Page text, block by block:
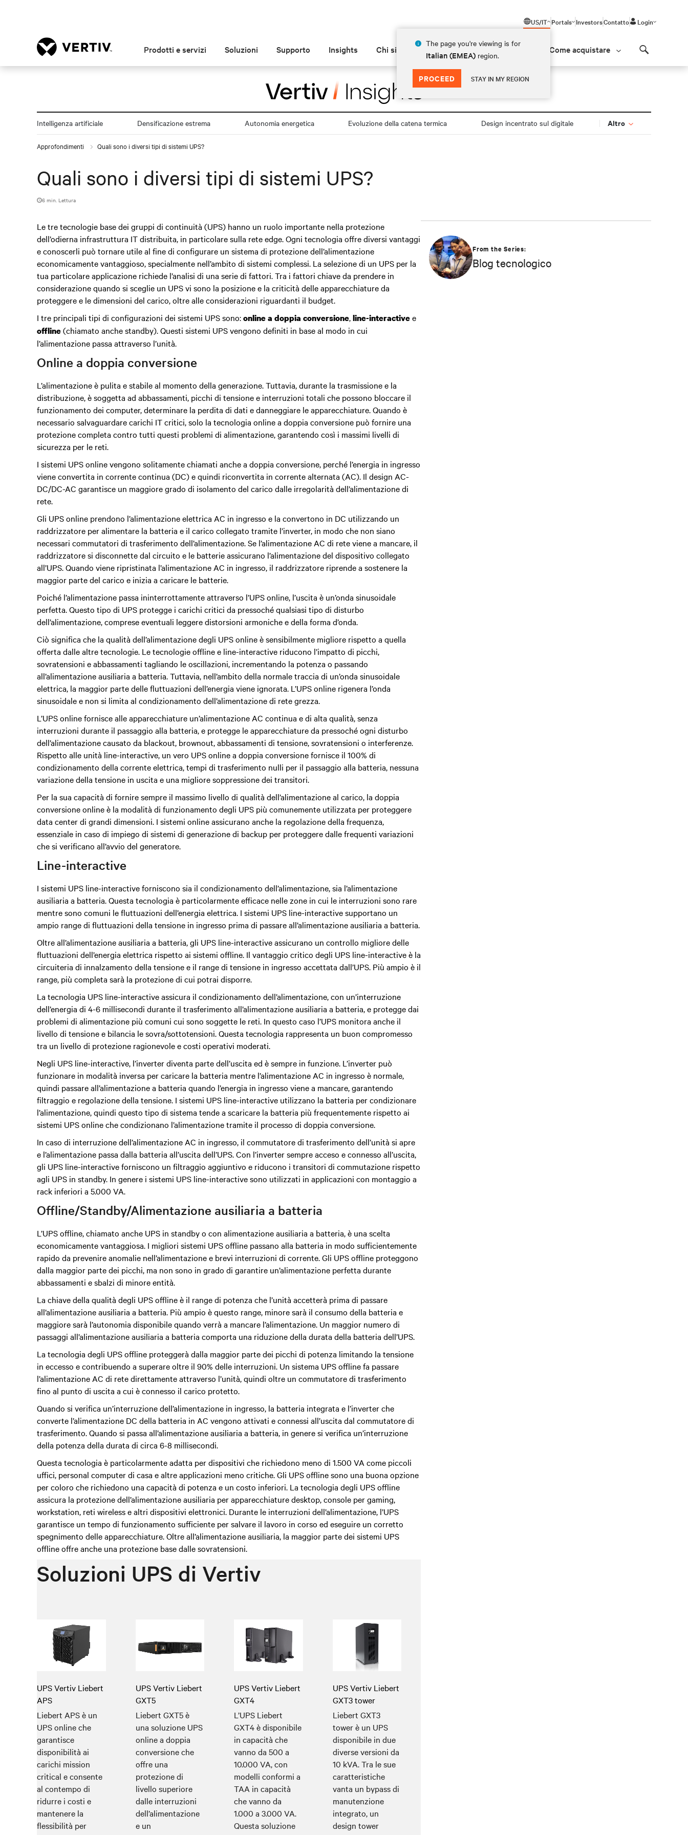
US/IT
The page you're viewing is for
Italian (EMEA) region.
PROCEED STAY IN MY REGION
Portals InvestorsContatto Login
Prodotti e servizi Soluzioni Supporto Insights Chi siamo Come acquistare
Intelligenza artificiale Densificazione estrema Autonomia energetica Evoluzione della catena termica Design incentrato sul digitale Altro
Approfondimenti Quali sono i diversi tipi di sistemi UPS?
Quali sono i diversi tipi di sistemi UPS?
6 min. Lettura
Le tre tecnologie base dei gruppi di continuità (UPS) hanno un ruolo importante nella protezione
dell’odierna infrastruttura IT distribuita, in particolare sulla rete edge. Ogni tecnologia offre diversi vantaggi
e conoscerli può tornare utile al fine di configurare un sistema di protezione dell’alimentazione
economicamente vantaggioso, specialmente nell’ambito di sistemi complessi. La selezione di un UPS per la
tua particolare applicazione richiede l’analisi di una serie di fattori. Tra i fattori chiave da prendere in
considerazione quando si sceglie un UPS vi sono la posizione e la criticità delle apparecchiature da
proteggere e le dimensioni del carico, oltre alle considerazioni riguardanti il budget.
I tre principali tipi di configurazioni dei sistemi UPSsono:online a doppia conversione,line-interactivee
offline(chiamato anche standby). Questi sistemi UPS vengono definiti in base al modo in cui
l’alimentazione passa attraverso l’unità.
Online a doppia conversione
L’alimentazione è pulita e stabile al momento della generazione. Tuttavia, durante la trasmissione e la
distribuzione, è soggetta ad abbassamenti, picchi di tensione e interruzioni totali che possono bloccare il
funzionamento dei computer, determinare la perdita di dati e danneggiare le apparecchiature. Quando è
necessario salvaguardare carichi IT critici, solo la tecnologia online a doppia conversione può fornire una
protezione completa contro tutti questi problemi di alimentazione,garantendo così i massimi livelli di
sicurezza per le reti.
I sistemi UPS online vengono solitamente chiamati anche a doppia conversione, perché l’energia in ingresso
viene convertita in corrente continua (DC) e quindi riconvertita in corrente alternata (AC). Il design AC-
DC/DC-AC garantisce un maggiore grado di isolamento del carico dalle irregolarità dell’alimentazione di
rete.
Gli UPS online prendono l’alimentazione elettrica AC in ingresso e la convertono in DC utilizzando un
raddrizzatore per alimentare la batteria e il carico collegato tramite l’inverter, in modo che non siano
necessari commutatori di trasferimento dell’alimentazione. Se l’alimentazione AC di rete viene a mancare, il
raddrizzatore si disconnette dal circuito e le batterie assicurano l’alimentazionedel dispositivo collegato
all’UPS.Quando viene ripristinata l’alimentazione AC in ingresso, il raddrizzatore riprende a sostenere la
maggior parte del carico e inizia a caricare le batterie.
Poiché l’alimentazione passa ininterrottamente attraverso l’UPS online, l’uscita è un’onda sinusoidale
perfetta. Questo tipo di UPS protegge i carichi critici da pressoché qualsiasi tipo di disturbo
dell’alimentazione, comprese eventuali leggere distorsioni armoniche e della forma d’onda.
Ciò significa che la qualità dell’alimentazione degli UPS online è sensibilmente migliore rispetto a quella
offerta dalle altre tecnologie. Le tecnologie offline e line-interactive riducono l’impatto di picchi,
sovratensioni e abbassamenti tagliando le oscillazioni, incrementando la potenza o passando
all’alimentazione ausiliaria a batteria. Tuttavia, nell’ambito della normale traccia di un’onda sinusoidale
elettrica, la maggior parte delle fluttuazioni dell’energia viene ignorata. L’UPS online rigenera l’onda
sinusoidale e non si limita al condizionamento dell’alimentazione di rete grezza.
L’UPS onlinefornisce alle apparecchiature un’alimentazione AC continua e di alta qualità, senza
interruzioni durante il passaggio alla batteria, e protegge le apparecchiature da pressoché ogni disturbo
dell’alimentazione causato da blackout, brownout, abbassamenti di tensione, sovratensioni o interferenze.
Rispetto alle unità line-interactive, un vero UPS online a doppia conversione fornisce il 100% di
condizionamento della corrente elettrica, tempi di trasferimento nulli per il passaggio alla batteria, nessuna
variazione della tensione in uscita e una migliore soppressione dei transitori.
Per la sua capacità di fornire sempre il massimo livello di qualità dell’alimentazione al carico, la doppia
conversione onlineè la modalità di funzionamento degli UPS più comunemente utilizzata per proteggere
data center di grandi dimensioni. I sistemi online assicurano anche la regolazione della frequenza,
essenziale in caso di impiego di sistemi di generazione di backup per proteggere dalle frequenti variazioni
che si verificano all’avvio del generatore.
Line-interactive
I sistemi UPS line-interactive forniscono sia il condizionamento dell’alimentazione, sia l’alimentazione
ausiliaria a batteria. Questa tecnologia è particolarmente efficace nelle zone in cui le interruzioni sono rare
mentre sono comuni le fluttuazioni dell’energia elettrica. I sistemi UPS line-interactive supportano un
ampio range di fluttuazioni della tensione in ingresso prima di passare all’alimentazione ausiliaria a batteria.
Oltre all’alimentazione ausiliaria a batteria, gli UPS line-interactive assicurano un controllo migliore delle
fluttuazioni dell’energia elettrica rispetto ai sistemi offline. Il vantaggio critico degli UPS line-interactive è la
circuiteria di innalzamento della tensione e il range di tensione in ingresso accettata dall’UPS. Più ampio è il
range, più completa sarà la protezione di cui potrai disporre.
La tecnologia UPS line-interactive assicura il condizionamento dell’alimentazione, con un’interruzione
dell’energia di 4-6 millisecondi durante il trasferimento all’alimentazione ausiliaria a batteria, e protegge dai
problemi di alimentazione più comuni cui sono soggette le reti. In questo caso l’UPS monitora anche il
livello di tensione e bilancia le sovra/sottotensioni. Questa tecnologia rappresenta un buon compromesso
tra un livello di protezione ragionevole e costi operativi moderati.
Negli UPS line-interactive, l’inverter diventa parte dell’uscita ed è sempre in funzione. L’inverter può
funzionare in modalità inversa per caricare la batteria mentre l’alimentazione AC in ingresso è normale,
quindi passare all’alimentazione a batteria quando l’energia in ingresso viene a mancare, garantendo
filtraggio e regolazione della tensione. I sistemi UPS line-interactive utilizzano la batteria per condizionare
l’alimentazione, quindi questo tipo di sistema tende a scaricare la batteria più frequentemente rispetto ai
sistemi UPS online che condizionano l’alimentazione tramite il processo di doppia conversione.
In caso di interruzione dell’alimentazione AC in ingresso, il commutatore di trasferimento dell’unità si apre
e l’alimentazione passa dalla batteria all’uscita dell’UPS. Con l’inverter sempre acceso e connesso all’uscita,
gli UPS line-interactiveforniscono un filtraggio aggiuntivo e riducono i transitori di commutazione rispetto
agli UPS in standby. In genere i sistemi UPS line-interactive sono utilizzati in applicazioni con montaggio a
rack inferiori a 5.000 VA.
Offline/Standby/Alimentazione ausiliaria a batteria
L’UPS offline, chiamato anche UPS in standby o con alimentazione ausiliaria a batteria, è una scelta
economicamente vantaggiosa. I migliori sistemi UPS offline passano alla batteria in modo sufficientemente
rapido da prevenire anomalie nell’alimentazione e brevi interruzioni di corrente. Gli UPS offline proteggono
dalla maggior parte dei picchi, ma non sono in grado di garantire un’alimentazione perfetta durante
abbassamenti e sbalzi di minore entità.
La chiave della qualità degli UPS offline è il range di potenza che l’unità accetterà prima di passare
all’alimentazione ausiliaria a batteria. Più ampio è questo range, minore sarà il consumo della batteria e
maggiore sarà l’autonomia disponibile quando verrà a mancare l’alimentazione. Un maggior numero di
passaggi all’alimentazione ausiliaria a batteria comporta una riduzione della durata della batteria dell’UPS.
La tecnologia degli UPS offline proteggerà dalla maggior parte dei picchi di potenza limitando la tensione
in eccesso e contribuendo a superare oltre il 90% delle interruzioni. Un sistema UPS offlinefa passare
l’alimentazione AC di rete direttamente attraverso l’unità, quindi oltre un commutatore di trasferimento
fino al punto di uscita a cui è connesso il carico protetto.
Quando si verifica un’interruzione dell’alimentazione in ingresso, la batteria integrata e l’inverter che
converte l’alimentazione DC della batteria in AC vengono attivati e connessi all’uscita dal commutatore di
trasferimento.Quando si passa all’alimentazione ausiliaria a batteria, in genere si verifica un’interruzione
della potenza della durata di circa 6-8 millisecondi.
Questa tecnologia è particolarmente adatta per dispositivi che richiedono meno di 1.500 VA come piccoli
uffici, personal computer di casa e altre applicazioni meno critiche. Gli UPS offline sono una buona opzione
per coloro che richiedono una capacità di potenza e un costo inferiori. La tecnologia degli UPS offline
assicura la protezione dell’alimentazione ausiliaria per apparecchiature desktop, console per gaming,
workstation, reti wireless e altri dispositivi elettronici. Durante le interruzioni dell’alimentazione, l’UPS
garantisce un tempo di funzionamento sufficiente per salvare il lavoro in corso ed eseguire un corretto
spegnimento delle apparecchiature.Oltre all’alimentazione ausiliaria, la maggior parte dei sistemi UPS
offline offre anche una protezione base dalle sovratensioni.
Soluzioni UPS di Vertiv
UPS Vertiv Liebert
APS
Liebert APS è un
UPS online che
garantisce
disponibilità ai
carichi mission
critical e consente
al contempo di
ridurre i costi e
mantenere la
flessibilità per
UPS Vertiv Liebert
GXT5
Liebert GXT5 è
una soluzione UPS
online a doppia
conversione che
offre una
protezione di
livello superiore
dalle interruzioni
dell’alimentazione
e un
UPS Vertiv Liebert
GXT4
L’UPS Liebert
GXT4 è disponibile
in capacità che
vanno da 500 a
10.000 VA, con
modelli conformi a
TAA in capacità
che vanno da
1.000 a 3.000 VA.
Questa soluzione
UPS Vertiv Liebert
GXT3 tower
Liebert GXT3
tower è un UPS
disponibile in due
diverse versioni da
10 kVA. Tra le sue
caratteristiche
vanta un bypass di
manutenzione
integrato, un
design tower
From the Series:
Blog tecnologico